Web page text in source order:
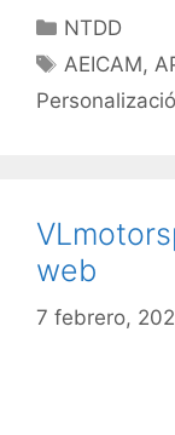
NTDD
AEICAM,
web
7 febrero,